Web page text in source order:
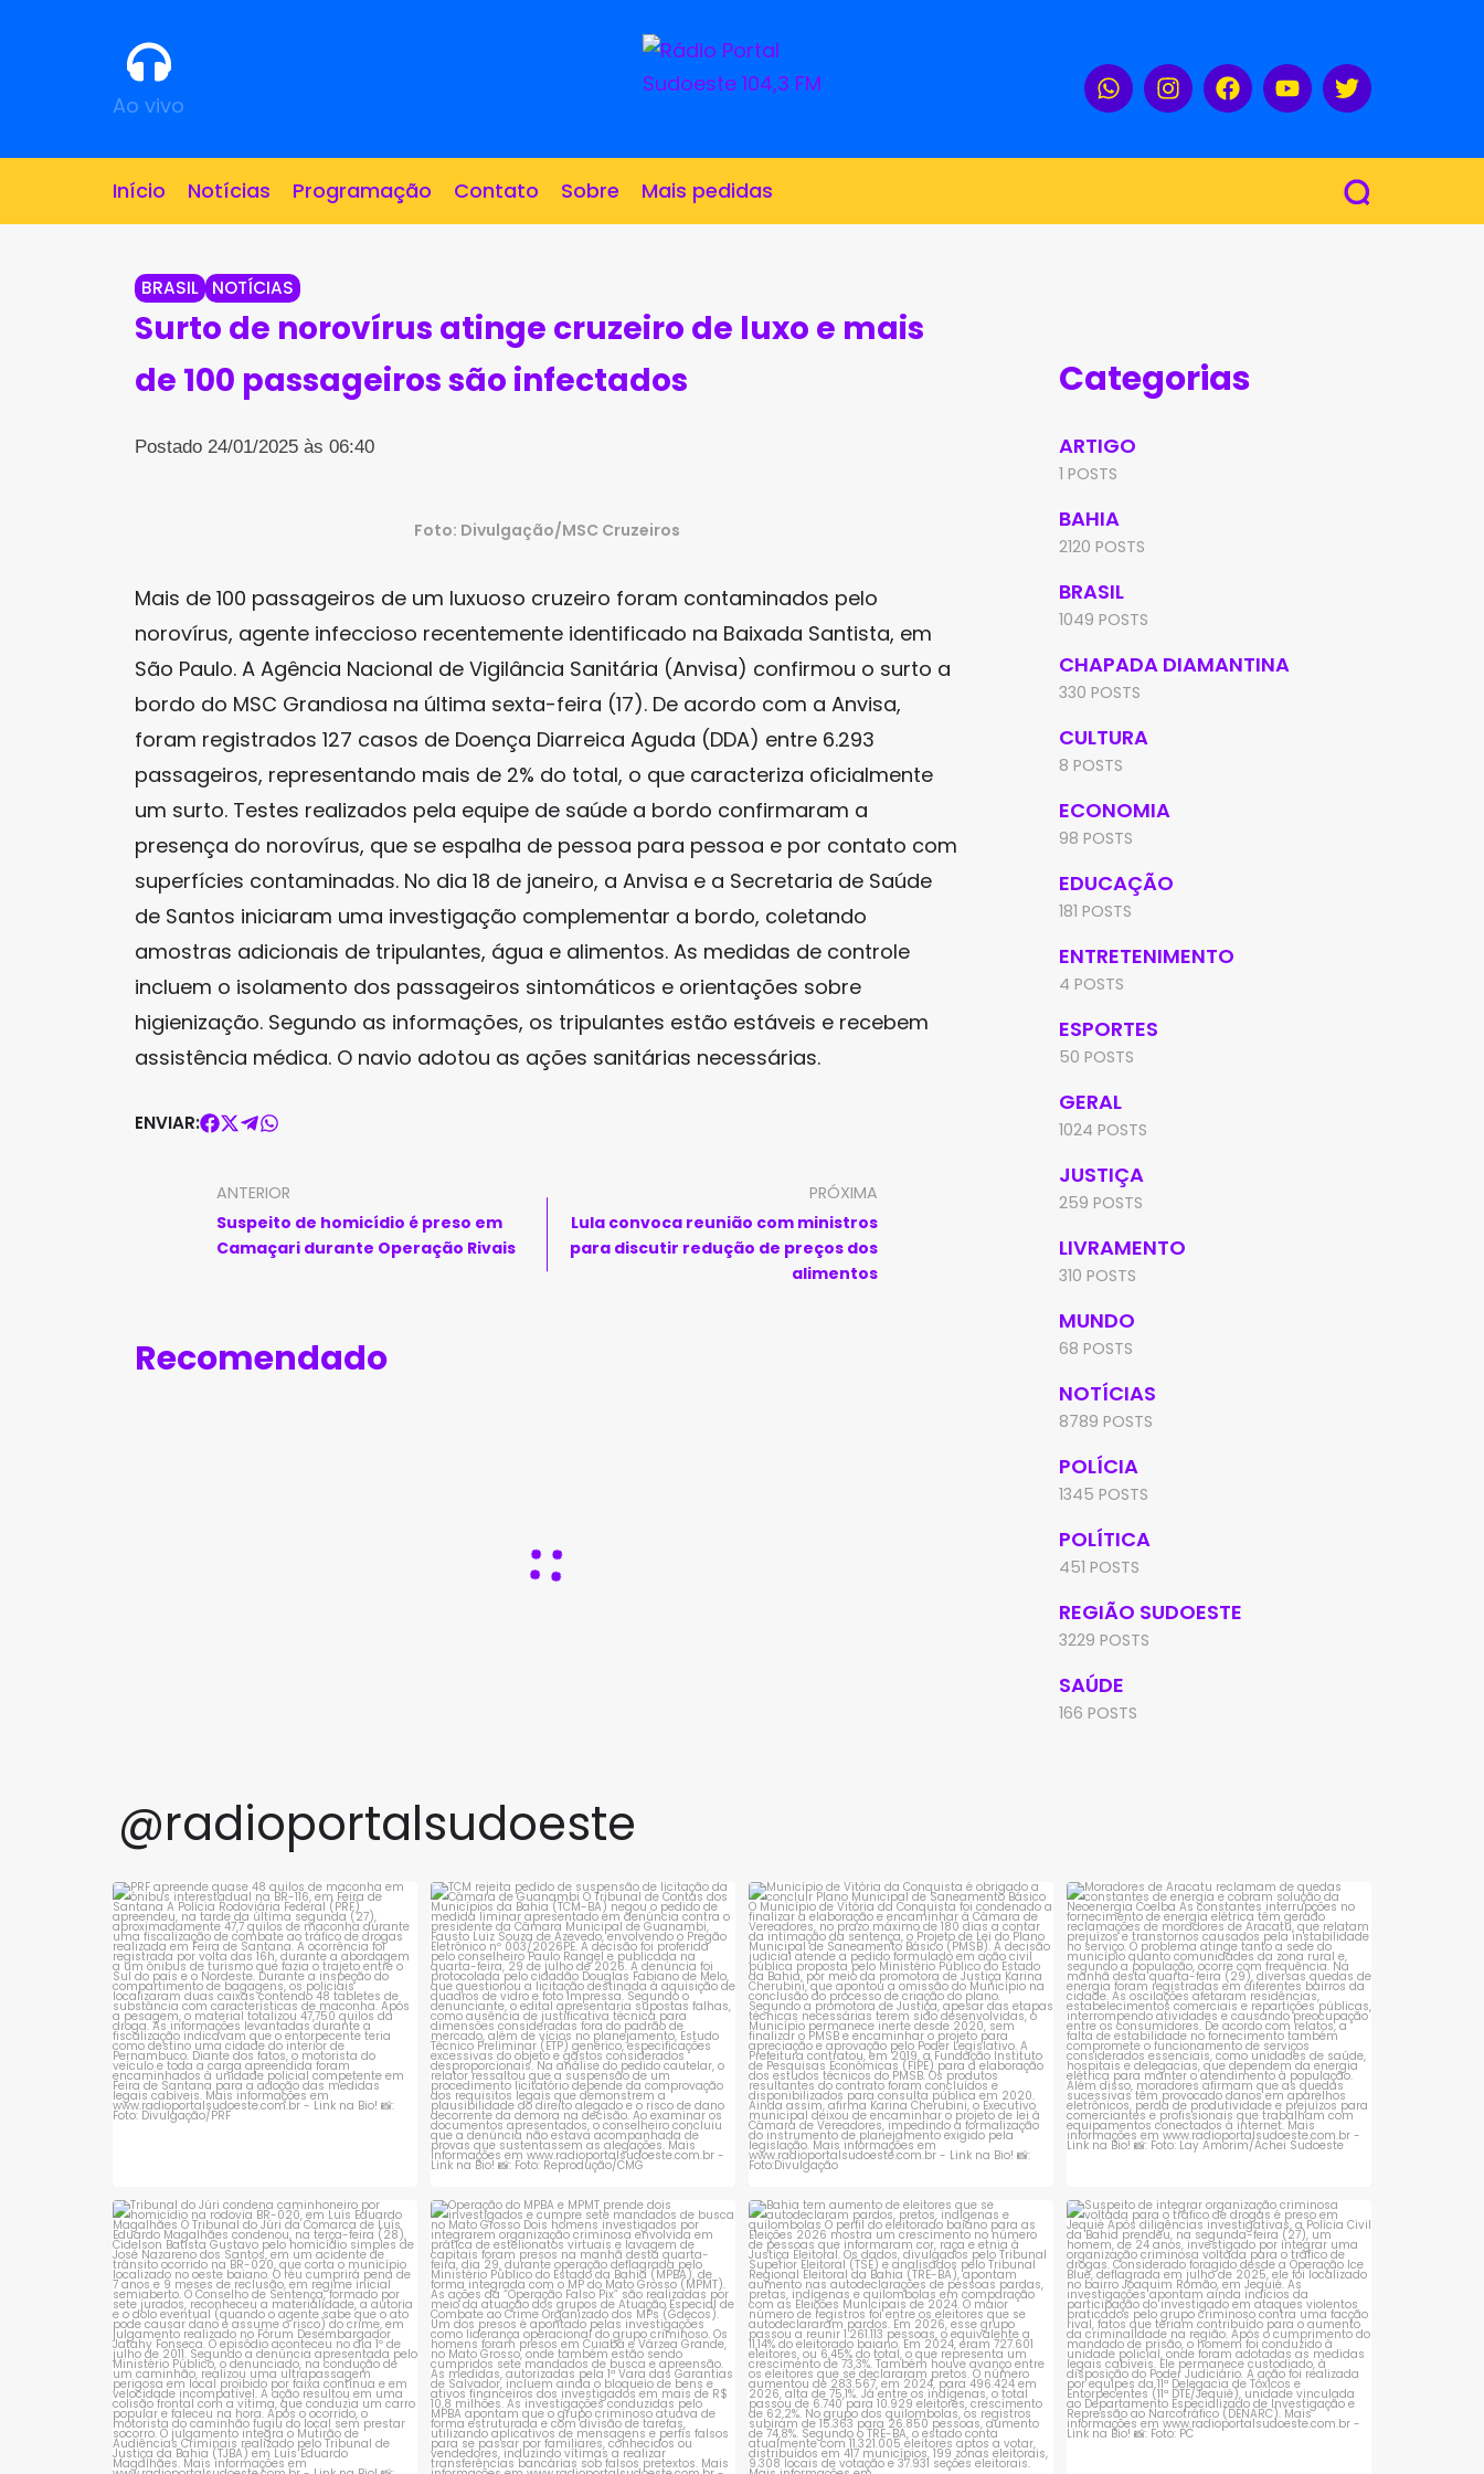
Ao vivo
Início Notícias Programação Contato Sobre Mais pedidas
BRASIL NOTÍCIAS
Surto de norovírus atinge cruzeiro de luxo e mais
de 100 passageiros são infectados
Postado 24/01/2025 às 06:40
Foto: Divulgação/MSC Cruzeiros
Mais de 100 passageiros de um luxuoso cruzeiro foram contaminados pelo
norovírus, agente infeccioso recentemente identificado na Baixada Santista, em
São Paulo. A Agência Nacional de Vigilância Sanitária (Anvisa) confirmou o surto a
bordo do MSC Grandiosa na última sexta-feira (17). De acordo com a Anvisa,
foram registrados 127 casos de Doença Diarreica Aguda (DDA) entre 6.293
passageiros, representando mais de 2% do total, o que caracteriza oficialmente
um surto. Testes realizados pela equipe de saúde a bordo confirmaram a
presença do norovírus, que se espalha de pessoa para pessoa e por contato com
superfícies contaminadas. No dia 18 de janeiro, a Anvisa e a Secretaria de Saúde
de Santos iniciaram uma investigação complementar a bordo, coletando
amostras adicionais de tripulantes, água e alimentos. As medidas de controle
incluem o isolamento dos passageiros sintomáticos e orientações sobre
higienização. Segundo as informações, os tripulantes estão estáveis e recebem
assistência médica. O navio adotou as ações sanitárias necessárias.
ENVIAR:
ANTERIOR
Suspeito de homicídio é preso em
Camaçari durante Operação Rivais
PRÓXIMA
Lula convoca reunião com ministros
para discutir redução de preços dos
alimentos
Recomendado
Categorias
ARTIGO
1 POSTS
BAHIA
2120 POSTS
BRASIL
1049 POSTS
CHAPADA DIAMANTINA
330 POSTS
CULTURA
8 POSTS
ECONOMIA
98 POSTS
EDUCAÇÃO
181 POSTS
ENTRETENIMENTO
4 POSTS
ESPORTES
50 POSTS
GERAL
1024 POSTS
JUSTIÇA
259 POSTS
LIVRAMENTO
310 POSTS
MUNDO
68 POSTS
NOTÍCIAS
8789 POSTS
POLÍCIA
1345 POSTS
POLÍTICA
451 POSTS
REGIÃO SUDOESTE
3229 POSTS
SAÚDE
166 POSTS
@radioportalsudoeste
PRF apreende quase 48 quilos de maconha
em ônibus...
1 0
TCM rejeita pedido de suspensão de
licitação da...
1 0
Município de Vitória da Conquista é
obrigado a...
1 0
Moradores de Aracatu reclamam de
quedas constantes...
1 0
Tribunal do Júri condena caminhoneiro
por...
1 0
Operação do MPBA e MPMT prende dois
investigados e...
1 0
Bahia tem aumento de eleitores que se
autodeclaram...
1 0
Suspeito de integrar organização criminosa
voltada...
1 0